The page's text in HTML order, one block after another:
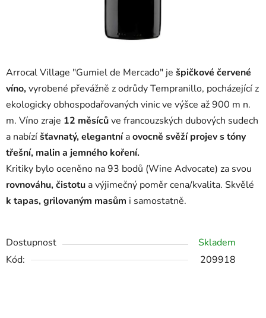
Arrocal Village "Gumiel de Mercado" je špičkové červené
víno,vyrobené převážně z odrůdy Tempranillo, pocházející z
ekologicky obhospodařovaných vinic ve výšce až 900 m n.
m. Víno zraje 12 měsícůve francouzských dubových sudech
a nabízíšťavnatý, elegantníaovocně svěží projev s tóny
třešní, malin a jemného koření.
Kritiky bylo oceněno na 93 bodů (Wine Advocate) za svou
rovnováhu, čistotu a výjimečný poměr cena/kvalita. Skvělé
k tapas, grilovaným masům i samostatně.
Dostupnost
Skladem
Kód:
209918